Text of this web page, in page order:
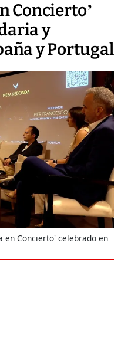
Concierto’
y
y Portugal
en Concierto' celebrado en